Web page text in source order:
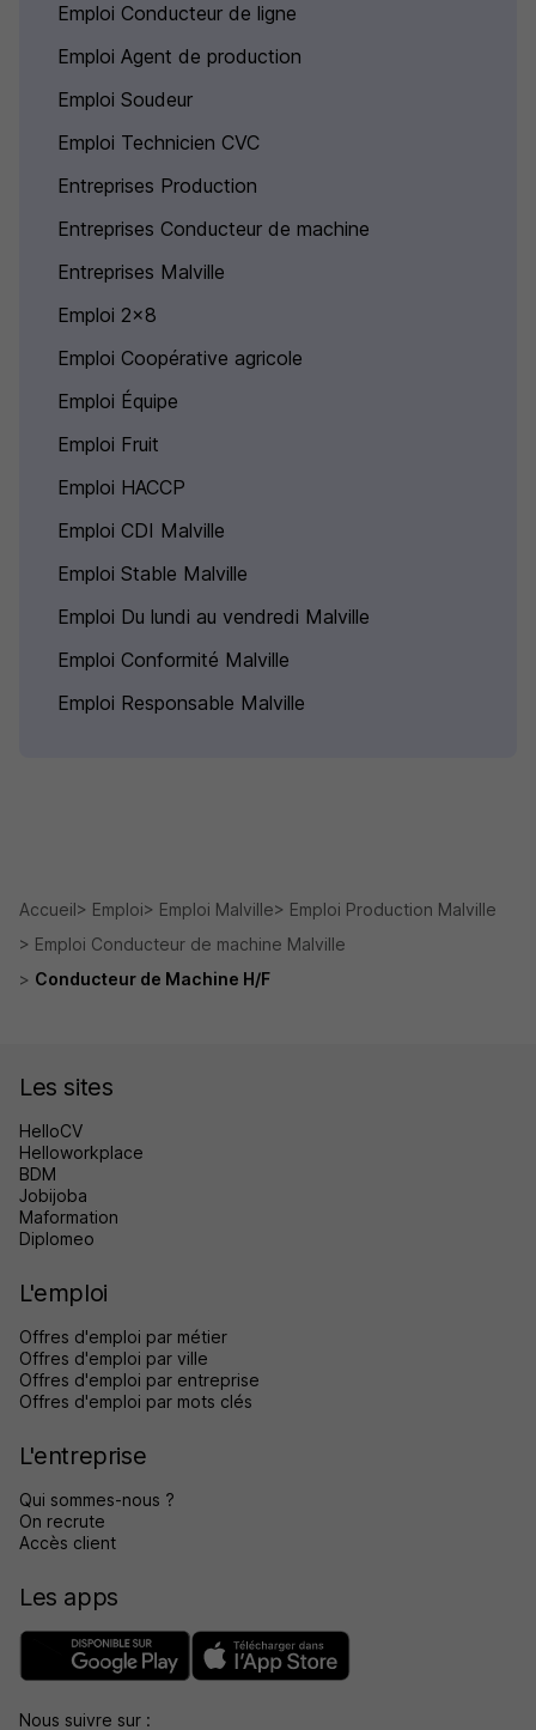
Emploi Conducteur de ligne
Emploi Agent de production
Emploi Soudeur
Emploi Technicien CVC
Entreprises Production
Entreprises Conducteur de machine
Entreprises Malville
Emploi 2x8
Emploi Coopérative agricole
Emploi Équipe
Emploi Fruit
Emploi HACCP
Emploi CDI Malville
Emploi Stable Malville
Emploi Du lundi au vendredi Malville
Emploi Conformité Malville
Emploi Responsable Malville
Accueil Emploi Emploi Malville
Emploi Production Malville
Emploi Conducteur de machine Malville
Conducteur de Machine H/F
Les sites
HelloCV
Helloworkplace
BDM
Jobijoba
Maformation
Diplomeo
L'emploi
Offres d'emploi par métier
Offres d'emploi par ville
Offres d'emploi par entreprise
Offres d'emploi par mots clés
L'entreprise
Qui sommes-nous ?
On recrute
Accès client
Les apps
Nous suivre sur :